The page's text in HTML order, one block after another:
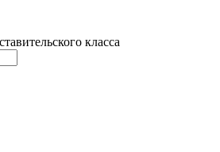
класса